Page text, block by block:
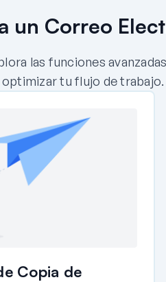
un Correo
las funciones
tu flujo de trabajo.
Copia de